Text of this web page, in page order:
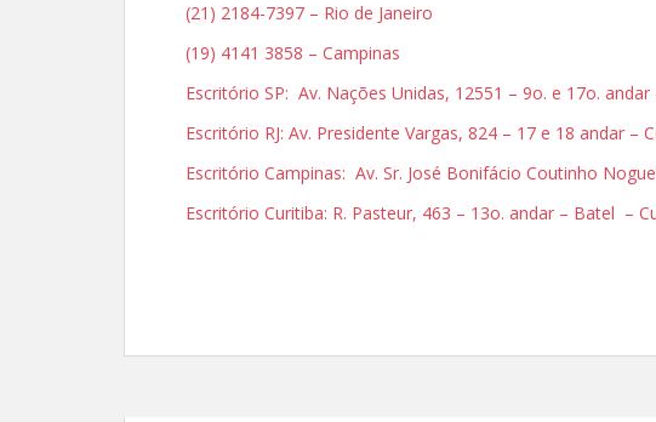
(21) 2184-7397 – Rio de Janeiro
(19) 4141 3858 – Campinas
Escritório SP: Av. Nações Unidas, 12551 – 9o. e 17o.
Escritório RJ: Av. Presidente Vargas, 824 – 17 e 18 andar –
Escritório Campinas: Av. Sr. José Bonifácio Coutinho
Escritório Curitiba: R. Pasteur, 463 – 13o. andar – Batel –